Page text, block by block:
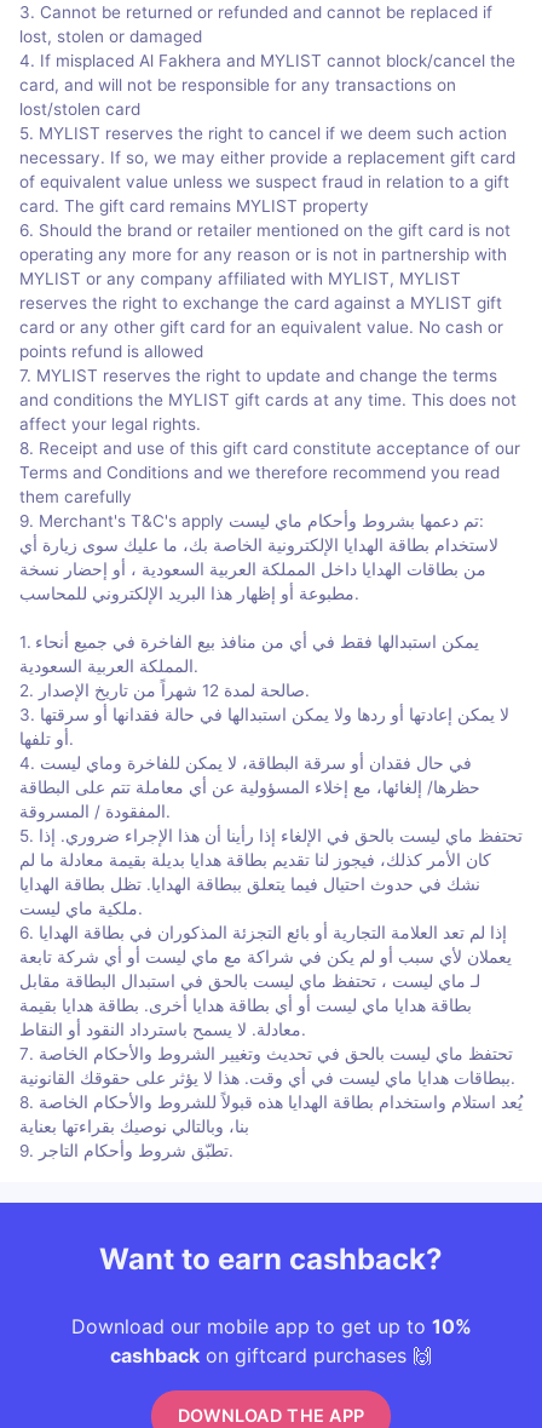
3. Cannot be returned or refunded and cannot be replaced if
lost, stolen or damaged
4. If misplaced Al Fakhera and MYLIST cannot block/cancel the
card, and will not be responsible for any transactions on
lost/stolen card
5. MYLIST reserves the right to cancel if we deem such action
necessary. If so, we may either provide a replacement gift card
of equivalent value unless we suspect fraud in relation to a gift
card. The gift card remains MYLIST property
6. Should the brand or retailer mentioned on the gift card is not
operating any more for any reason or is not in partnership with
MYLIST or any company affiliated with MYLIST, MYLIST
reserves the right to exchange the card against a MYLIST gift
card or any other gift card for an equivalent value. No cash or
points refund is allowed
7. MYLIST reserves the right to update and change the terms
and conditions the MYLIST gift cards at any time. This does not
affect your legal rights.
8. Receipt and use of this gift card constitute acceptance of our
Terms and Conditions and we therefore recommend you read
them carefully
9. Merchant's T&C's apply تم دعمها بشروط وأحكام ماي ليست:
لاستخدام بطاقة الهدايا الإلكترونية الخاصة بك، ما عليك سوى زيارة أي
من بطاقات الهدايا داخل المملكة العربية السعودية ، أو إحضار نسخة
مطبوعة أو إظهار هذا البريد الإلكتروني للمحاسب.
1. يمكن استبدالها فقط في أي من منافذ بيع الفاخرة في جميع أنحاء
المملكة العربية السعودية.
2. صالحة لمدة 12 شهراً من تاريخ الإصدار.
3. لا يمكن إعادتها أو ردها ولا يمكن استبدالها في حالة فقدانها أو سرقتها
أو تلفها.
4. في حال فقدان أو سرقة البطاقة، لا يمكن للفاخرة وماي ليست
حظرها/ إلغائها، مع إخلاء المسؤولية عن أي معاملة تتم على البطاقة
المفقودة / المسروقة.
5. تحتفظ ماي ليست بالحق في الإلغاء إذا رأينا أن هذا الإجراء ضروري. إذا
كان الأمر كذلك، فيجوز لنا تقديم بطاقة هدايا بديلة بقيمة معادلة ما لم
نشك في حدوث احتيال فيما يتعلق ببطاقة الهدايا. تظل بطاقة الهدايا
ملكية ماي ليست.
6. إذا لم تعد العلامة التجارية أو بائع التجزئة المذكوران في بطاقة الهدايا
يعملان لأي سبب أو لم يكن في شراكة مع ماي ليست أو أي شركة تابعة
لـ ماي ليست ، تحتفظ ماي ليست بالحق في استبدال البطاقة مقابل
بطاقة هدايا ماي ليست أو أي بطاقة هدايا أخرى. بطاقة هدايا بقيمة
معادلة. لا يسمح باسترداد النقود أو النقاط.
7. تحتفظ ماي ليست بالحق في تحديث وتغيير الشروط والأحكام الخاصة
ببطاقات هدايا ماي ليست في أي وقت. هذا لا يؤثر على حقوقك القانونية.
8. يُعد استلام واستخدام بطاقة الهدايا هذه قبولاً للشروط والأحكام الخاصة
بنا، وبالتالي نوصيك بقراءتها بعناية
9. تطبّق شروط وأحكام التاجر.
Want to earn cashback?
Download our mobile app to get up to 10%
cashback on giftcard purchases 🙌
DOWNLOAD THE APP